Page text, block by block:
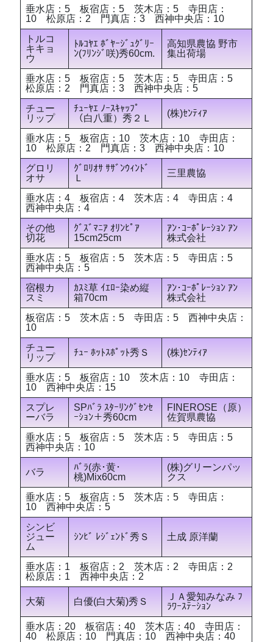
垂水店：5 板宿店：5 茨木店：5 寺田店：
10 松原店：2 門真店：3 西神中央店：10
トルコ
キキョ
ウ
ﾄﾙｺﾔｴ ﾎﾞﾔｰｼﾞｭｸﾞﾘｰ
ﾝ(ﾌﾘﾝｼﾞ咲)秀60cm.
高知県農協 野市
集出荷場
垂水店：5 板宿店：5 茨木店：5 寺田店：5
松原店：2 門真店：3 西神中央店：5
チュー
リップ
ﾁｭｰﾔｴ ﾉｰｽｷｬｯﾌﾟ
（白八重）秀２Ｌ
(株)ｾﾝﾃｨｱ
垂水店：5 板宿店：10 茨木店：10 寺田店：
10 松原店：2 門真店：3 西神中央店：10
グロリ
オサ
ｸﾞﾛﾘｵｻ ｻｻﾞﾝｳｨﾝﾄﾞ
Ｌ
三里農協
垂水店：4 板宿店：4 茨木店：4 寺田店：4
西神中央店：4
その他
切花
ｸﾞｽﾞﾏﾆｱ ｵﾘﾝﾋﾟｱ
15cm25cm
ｱﾝ･ｺｰﾎﾟﾚｰｼｮﾝ ｱﾝ
株式会社
垂水店：5 板宿店：5 茨木店：5 寺田店：5
西神中央店：5
宿根カ
スミ
ｶｽﾐ草 ｲｴﾛｰ染め縦
箱70cm
ｱﾝ･ｺｰﾎﾟﾚｰｼｮﾝ ｱﾝ
株式会社
板宿店：5 茨木店：5 寺田店：5 西神中央店：
10
チュー
リップ
ﾁｭｰ ﾎｯﾄｽﾎﾟｯﾄ秀Ｓ (株)ｾﾝﾃｨｱ
垂水店：5 板宿店：10 茨木店：10 寺田店：
10 西神中央店：15
スプレ
ーバラ
SPﾊﾞﾗ ｽﾀｰﾘﾝｸﾞｾﾝｾ
ｰｼｮﾝ＋秀60cm
FINEROSE（原）
佐賀県農協
垂水店：5 板宿店：5 茨木店：5 寺田店：5
西神中央店：10
バラ
ﾊﾞﾗ(赤･黄･
桃)Mix60cm
(株)グリーンパッ
クス
垂水店：5 板宿店：5 茨木店：5 寺田店：
10 西神中央店：5
シンビ
ジュー
ム
ｼﾝﾋﾞ ﾚｼﾞｪﾝﾄﾞ秀Ｓ 土成 原洋蘭
垂水店：1 板宿店：2 茨木店：2 寺田店：2
松原店：1 西神中央店：2
大菊 白優(白大菊)秀Ｓ
ＪＡ愛知みなみ ﾌ
ﾗﾜｰｽﾃｰｼｮﾝ
垂水店：20 板宿店：40 茨木店：40 寺田店：
40 松原店：10 門真店：10 西神中央店：40